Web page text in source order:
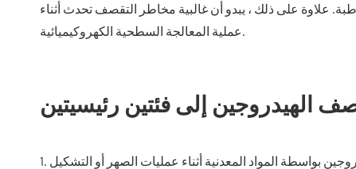
علاوة على ذلك ، يبدو أن غالبية مخاطر التقصف تحدث أثناء
عملية المعالجة السطحية الكهروكيميائية.
الهيدروجين إلى فئتين رئيسيتين
1. تقصف الهيدروجين الداخلي ، والذي يحدث بسبب الامتصاص الزائد لغاز الهيدروجين بواسطة المواد المعدنية أثناء عمليات الصهر أو التشكيل